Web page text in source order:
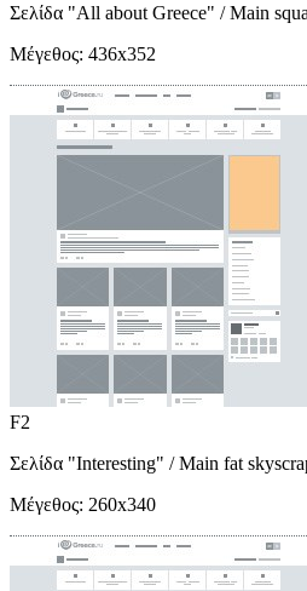
Σελίδα "All about Greece" / Main
Μέγεθος: 436x352
F2
Σελίδα "Interesting" / Main fat
Μέγεθος: 260x340